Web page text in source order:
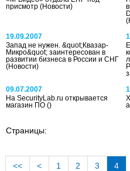
присмотр (Новости)
19.09.2007
Запад не нужен. &quot;Квазар-
Микро&quot; заинтересован в
развитии бизнеса в России и СНГ
(Новости)
09.07.2007
На SecurityLab.ru открывается
магазин ПО ()
Страницы:
<< < 1 2 3 4